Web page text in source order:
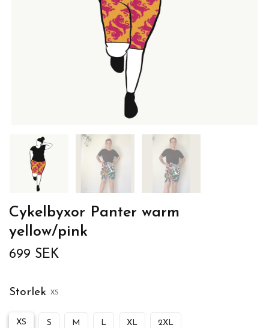
Cykelbyxor Panter warm
yellow/pink
699 SEK
Storlek XS
XS S M L XL 2XL